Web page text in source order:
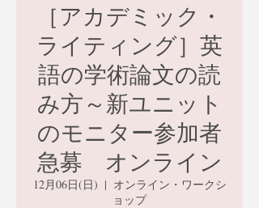
［アカデミック・
ライティング］英
語の学術論文の読
み方～新ユニット
のモニター参加者
急募 オンライン
12月06日(日)
  |
オンライン・ワークシ
ョップ